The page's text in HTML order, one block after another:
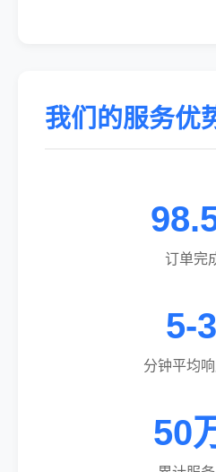
我们的服务优
订单完
5-
分钟平均响
50